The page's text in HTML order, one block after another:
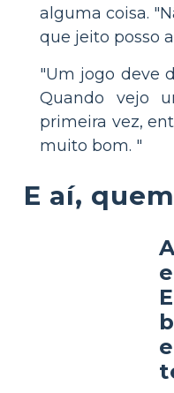
alguma coisa.
que jeito posso
"Um jogo deve
Quando vejo
primeira vez,
muito bom. "
E aí,